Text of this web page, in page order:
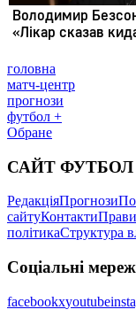
головна
матч-центр
прогнози
футбол +
Обране
САЙТ ФУТБОЛ
РедакціяПрогнози
сайтуКонтакти
політикаСтруктура
Соціальні
facebookxyoutube